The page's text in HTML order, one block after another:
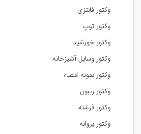
وکتور فانتزی
وکتور توپ
وکتور خورشید
وکتور وسایل آشپزخانه
وکتور نمونه امضاء
وکتور ریبون
وکتور فرشته
وکتور پروانه